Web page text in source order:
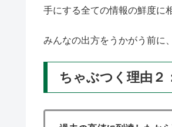
手にする全ての情報の鮮度に
みんなの出方をうかがう前に
ちゃぶつく理由２